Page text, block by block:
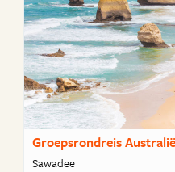
Groepsrondreis Australië
Sawadee